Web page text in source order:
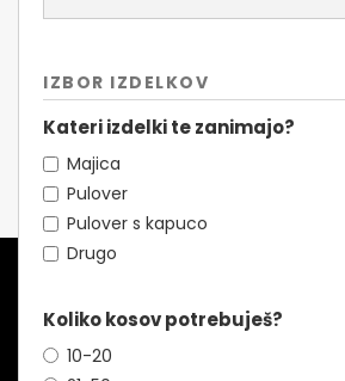
IZBOR IZDELKOV
Kateri izdelki te zanimajo?
Majica
Pulover
Pulover s kapuco
Drugo
Koliko kosov potrebuješ?
10-20